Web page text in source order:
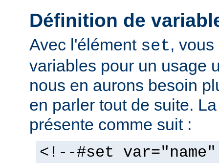
Définition de
Avec l'élément set,
variables pour un usage
nous en aurons besoin
en parler tout de suite.
présente comme suit :
<!--#set